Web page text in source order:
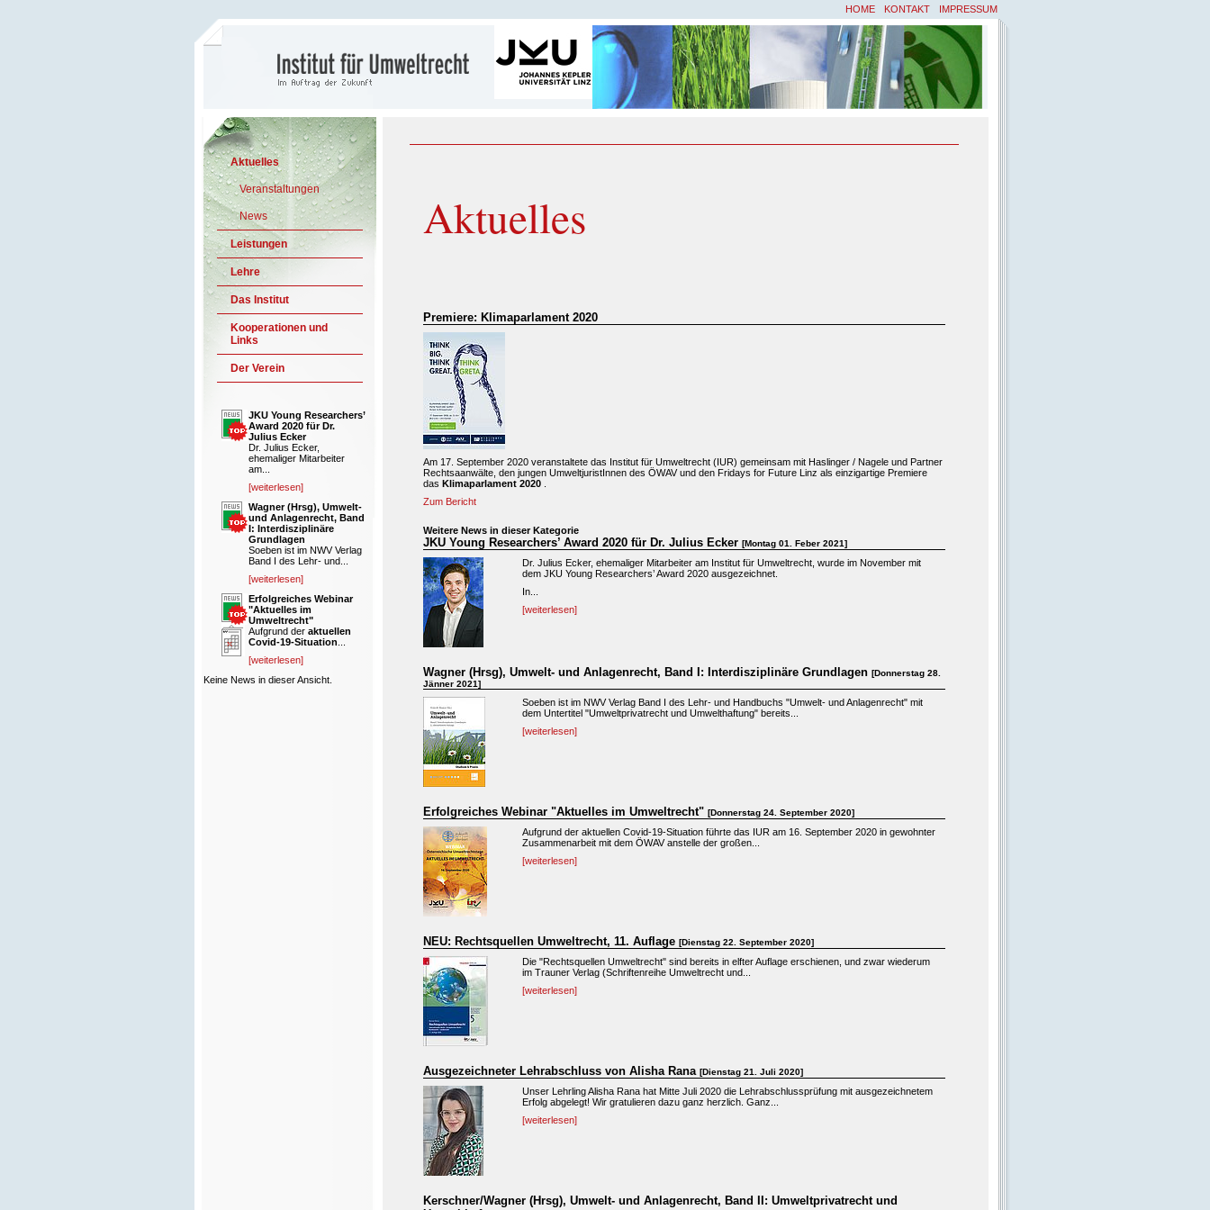
Aktuelles
Premiere: Klimaparlament 2020
Am 17. September 2020 veranstaltete das Institut für Umweltrecht (IUR) gemeinsam mit Haslinger / Nagele und Partner
Rechtsaanwälte, den jungen UmweltjuristInnen des ÖWAV und den Fridays for Future Linz als einzigartige Premiere
das Klimaparlament 2020
Zum Bericht
Weitere News in dieser Kategorie
JKU Young Researchers’ Award 2020 für Dr. Julius Ecker [Montag 01. Feber 2021]
Dr. Julius Ecker, ehemaliger Mitarbeiter am Institut für Umweltrecht, wurde im November mit
dem JKU Young Researchers’ Award 2020 ausgezeichnet.
In...
[weiterlesen]
Wagner (Hrsg), Umwelt- und Anlagenrecht, Band I: Interdisziplinäre Grundlagen [Donnerstag 28.
Jänner 2021]
Soeben ist im NWV Verlag Band I des Lehr- und Handbuchs "Umwelt- und Anlagenrecht" mit
dem Untertitel "Umweltprivatrecht und Umwelthaftung" bereits...
[weiterlesen]
Erfolgreiches Webinar "Aktuelles im Umweltrecht" [Donnerstag 24. September 2020]
Aufgrund der aktuellen Covid-19-Situation führte das IUR am 16. September 2020 in gewohnter
Zusammenarbeit mit dem ÖWAV anstelle der großen...
[weiterlesen]
NEU: Rechtsquellen Umweltrecht, 11. Auflage [Dienstag 22. September 2020]
Die "Rechtsquellen Umweltrecht" sind bereits in elfter Auflage erschienen, und zwar wiederum
im Trauner Verlag (Schriftenreihe Umweltrecht und...
[weiterlesen]
Ausgezeichneter Lehrabschluss von Alisha Rana [Dienstag 21. Juli 2020]
Unser Lehrling Alisha Rana hat Mitte Juli 2020 die Lehrabschlussprüfung mit ausgezeichnetem
Erfolg abgelegt! Wir gratulieren dazu ganz herzlich. Ganz...
[weiterlesen]
Kerschner/Wagner (Hrsg), Umwelt- und Anlagenrecht, Band II: Umweltprivatrecht und
Aktuelles
Veranstaltungen
News
Leistungen
Lehre
Das Institut
Kooperationen und
Links
Der Verein
HOME KONTAKT IMPRESSUM
JKU Young Researchers’
Award 2020 für Dr.
Julius Ecker
Dr. Julius Ecker,
ehemaliger Mitarbeiter
am...
[weiterlesen]
Wagner (Hrsg), Umwelt-
und Anlagenrecht, Band
I: Interdisziplinäre
Grundlagen
Soeben ist im NWV Verlag
Band I des Lehr- und...
[weiterlesen]
Erfolgreiches Webinar
"Aktuelles im
Umweltrecht"
Aufgrund der aktuellen
Covid-19-Situation
[weiterlesen]
Keine News in dieser Ansicht.